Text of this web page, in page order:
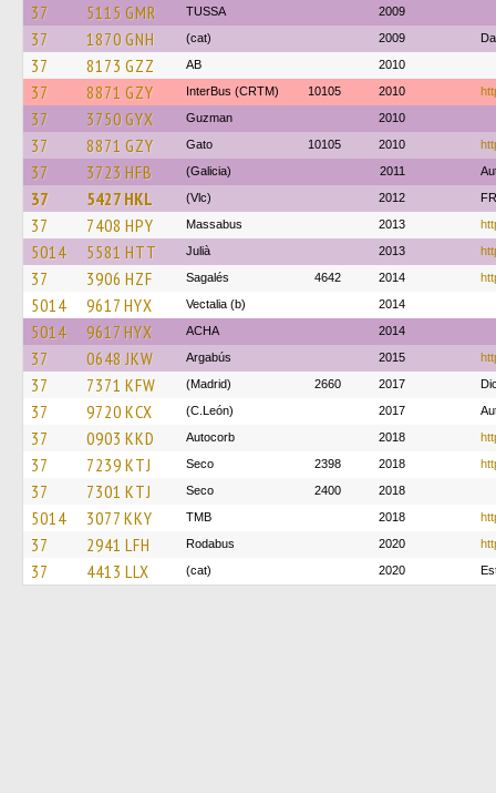
37 5115 GMR TUSSA 2009
37 1870 GNH (cat) 2009
37 8173 GZZ AB 2010
37 8871 GZY InterBus (CRTM) 10105 2010
37 3750 GYX Guzman 2010
37 8871 GZY Gato 10105 2010
37 3723 HFB (Galicia) 2011
37 5427 HKL (Vlc) 2012
37 7408 HPY Massabus 2013
5014 5581 HTT Julià 2013
37 3906 HZF Sagalés 4642 2014
5014 9617 HYX Vectalia (b) 2014
5014 9617 HYX ACHA 2014
37 0648 JKW Argabús 2015
37 7371 KFW (Madrid) 2660 2017
37 9720 KCX (C.León) 2017
37 0903 KKD Autocorb 2018
37 7239 KTJ Seco 2398 2018
37 7301 KTJ Seco 2400 2018
5014 3077 KKY TMB 2018
37 2941 LFH Rodabus 2020
37 4413 LLX (cat) 2020